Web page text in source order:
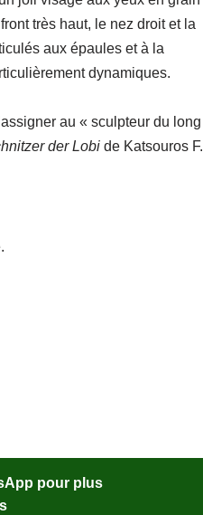
très haut, le nez droit et la
aux épaules et à la
dynamiques.
au « sculpteur du long
der Lobi de Katsouros F.
pour plus